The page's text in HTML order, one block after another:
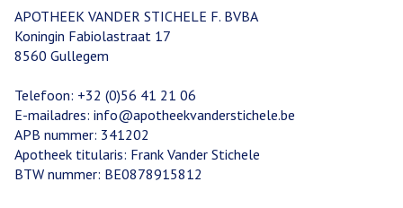
APOTHEEK VANDER STICHELE F. BVBA
Koningin Fabiolastraat 17
8560 Gullegem
Telefoon: +32 (0)56 41 21 06
E-mailadres: info@apotheekvanderstichele.be
APB nummer: 341202
Apotheek titularis: Frank Vander Stichele
BTW nummer: BE0878915812